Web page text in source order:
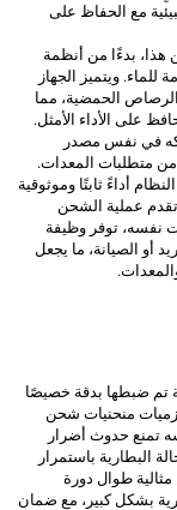
مع الحفاظ على
بدءًا من أنظمة
ويتميز الجهاز
الحمضية، مما
على الأداء الأمثل.
في نفس مصدر
من متطلبات المعدات.
أداءً ثابتًا وموثوقية
عملية الشحن
نفسه، توفر وظيفة
أو الصيانة، ما يجعل
تم ضبطها بدقة خصيصًا
منحنيات شحن
تمنع حدوث أضرار
البطارية باستمرار
طوال دورة
بشكل كبير، مع ضمان